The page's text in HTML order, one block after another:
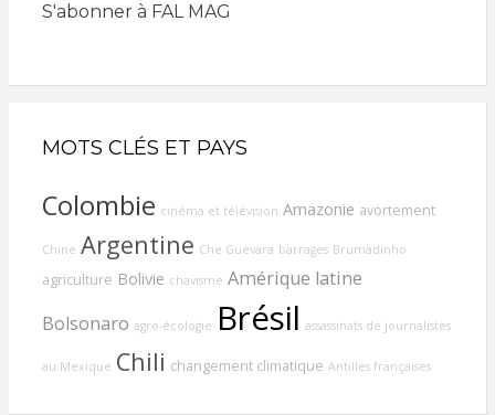
S'abonner à FAL MAG
MOTS CLÉS ET PAYS
Colombie cinéma et télévision Amazonie avortement
Chine Argentine Che Guevara barrages Brumadinho
agriculture Bolivie chavisme Amérique latine
Bolsonaro agro-écologie Brésil assassinats de journalistes
au Mexique Chili changement climatique Antilles françaises